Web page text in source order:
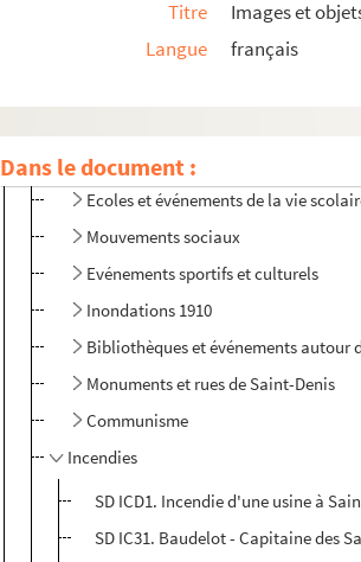
Titre
Images et
Langue
français
Dans le document :
Basilique de Saint-Denis
Fêtes, cérémonies et événements
Ecoles et événements de la vie
Mouvements sociaux
Evénements sportifs et culturels
Inondations 1910
Bibliothèques et événements autour
Monuments et rues de Saint-Denis
Communisme
Incendies
SD ICD1. Incendie d'une usine à
SD IC31. Baudelot - Capitaine des